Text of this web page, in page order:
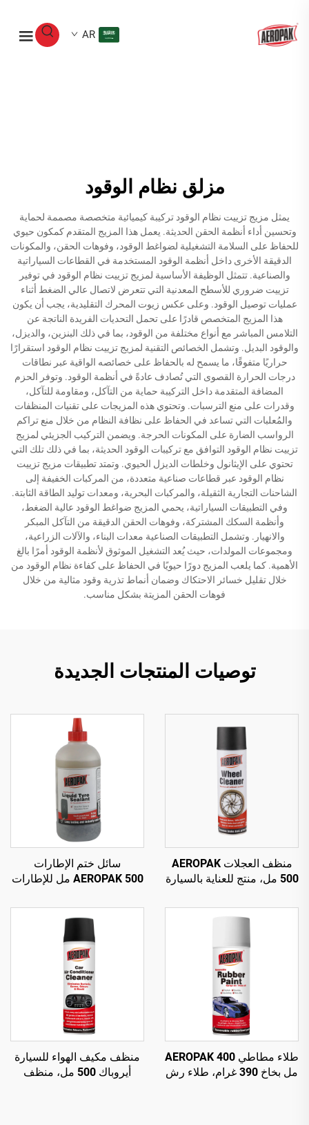
AR
مزلق نظام الوقود
يمثل مزيج تزييت نظام الوقود تركيبة كيميائية متخصصة مصممة لحماية
وتحسين أداء أنظمة الحقن الحديثة. يعمل هذا المزيج المتقدم كمكون حيوي
للحفاظ على السلامة التشغيلية لضواغط الوقود، وفوهات الحقن، والمكونات
الدقيقة الأخرى داخل أنظمة الوقود المستخدمة في القطاعات السياراتية
والصناعية. تتمثل الوظيفة الأساسية لمزيج تزييت نظام الوقود في توفير
تزييت ضروري للأسطح المعدنية التي تتعرض لاتصال عالي الضغط أثناء
عمليات توصيل الوقود. وعلى عكس زيوت المحرك التقليدية، يجب أن يكون
هذا المزيج المتخصص قادرًا على تحمل التحديات الفريدة الناتجة عن
التلامس المباشر مع أنواع مختلفة من الوقود، بما في ذلك البنزين، والديزل،
والوقود البديل. وتشمل الخصائص التقنية لمزيج تزييت نظام الوقود استقرارًا
حراريًا متفوقًا، ما يسمح له بالحفاظ على خصائصه الواقية عبر نطاقات
درجات الحرارة القصوى التي تُصادف عادةً في أنظمة الوقود. وتوفر الحزم
المضافة المتقدمة داخل التركيبة حماية من التآكل، ومقاومة للتآكل،
وقدرات على منع الترسبات. وتحتوي هذه المزيجات على تقنيات المنظفات
والمُعلبات التي تساعد في الحفاظ على نظافة النظام من خلال منع تراكم
الرواسب الضارة على المكونات الحرجة. ويضمن التركيب الجزيئي لمزيج
تزييت نظام الوقود التوافق مع تركيبات الوقود الحديثة، بما في ذلك تلك التي
تحتوي على الإيثانول وخلطات الديزل الحيوي. وتمتد تطبيقات مزيج تزييت
نظام الوقود عبر قطاعات صناعية متعددة، من المركبات الخفيفة إلى
الشاحنات التجارية الثقيلة، والمركبات البحرية، ومعدات توليد الطاقة الثابتة.
وفي التطبيقات السياراتية، يحمي المزيج ضواغط الوقود عالية الضغط،
وأنظمة السكك المشتركة، وفوهات الحقن الدقيقة من التآكل المبكر
والانهيار. وتشمل التطبيقات الصناعية معدات البناء، والآلات الزراعية،
ومجموعات المولدات، حيث يُعد التشغيل الموثوق لأنظمة الوقود أمرًا بالغ
الأهمية. كما يلعب المزيج دورًا حيويًا في الحفاظ على كفاءة نظام الوقود من
خلال تقليل خسائر الاحتكاك وضمان أنماط تذرية وقود مثالية من خلال
فوهات الحقن المزيتة بشكل مناسب.
توصيات المنتجات الجديدة
منظف العجلات AEROPAK
500 مل، منتج للعناية بالسيارة
السيارة
سائل ختم الإطارات
AEROPAK 500 مل للإطارات
استخدامه مع ضاغط هواء
طلاء مطاطي AEROPAK 400
مل بخاخ 390 غرام، طلاء رش
منظف مكيف الهواء للسيارة
أيروباك 500 مل، منظف